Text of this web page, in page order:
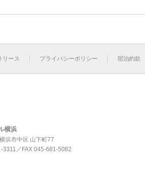
リース プライバシーポリシー 宿泊約款
横浜
浜市中区 山下町77
3311 ／FAX 045-681-5082